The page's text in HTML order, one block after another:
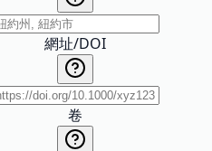
網址/DOI
卷